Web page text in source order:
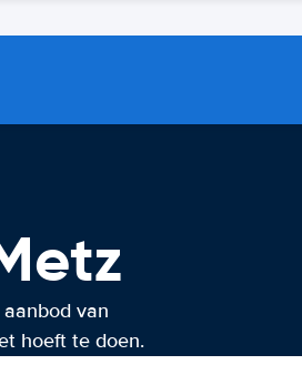
van
hoeft te doen.